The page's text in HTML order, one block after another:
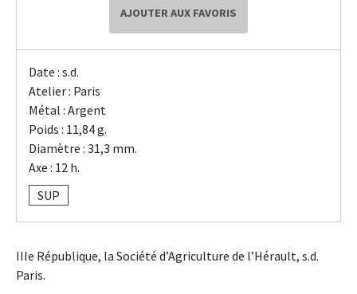
AJOUTER AUX FAVORIS
Date : s.d.
Atelier : Paris
Métal : Argent
Poids : 11,84 g.
Diamètre : 31,3 mm.
Axe : 12 h.
SUP
IIIe République, la Société d’Agriculture de l’Hérault, s.d.
Paris.